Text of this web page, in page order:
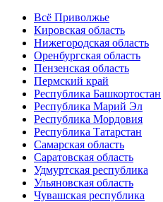
Всё Приволжье
Кировская область
Нижегородская область
Оренбургская область
Пензенская область
Пермский край
Республика Башкортостан
Республика Марий Эл
Республика Мордовия
Республика Татарстан
Самарская область
Саратовская область
Удмуртская республика
Ульяновская область
Чувашская республика